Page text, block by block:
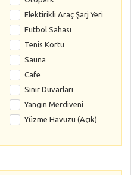
Elektirikli Araç Şarj Yeri
Futbol Sahası
Tenis Kortu
Sauna
Cafe
Sınır Duvarları
Yangın Merdiveni
Yüzme Havuzu (Açık)